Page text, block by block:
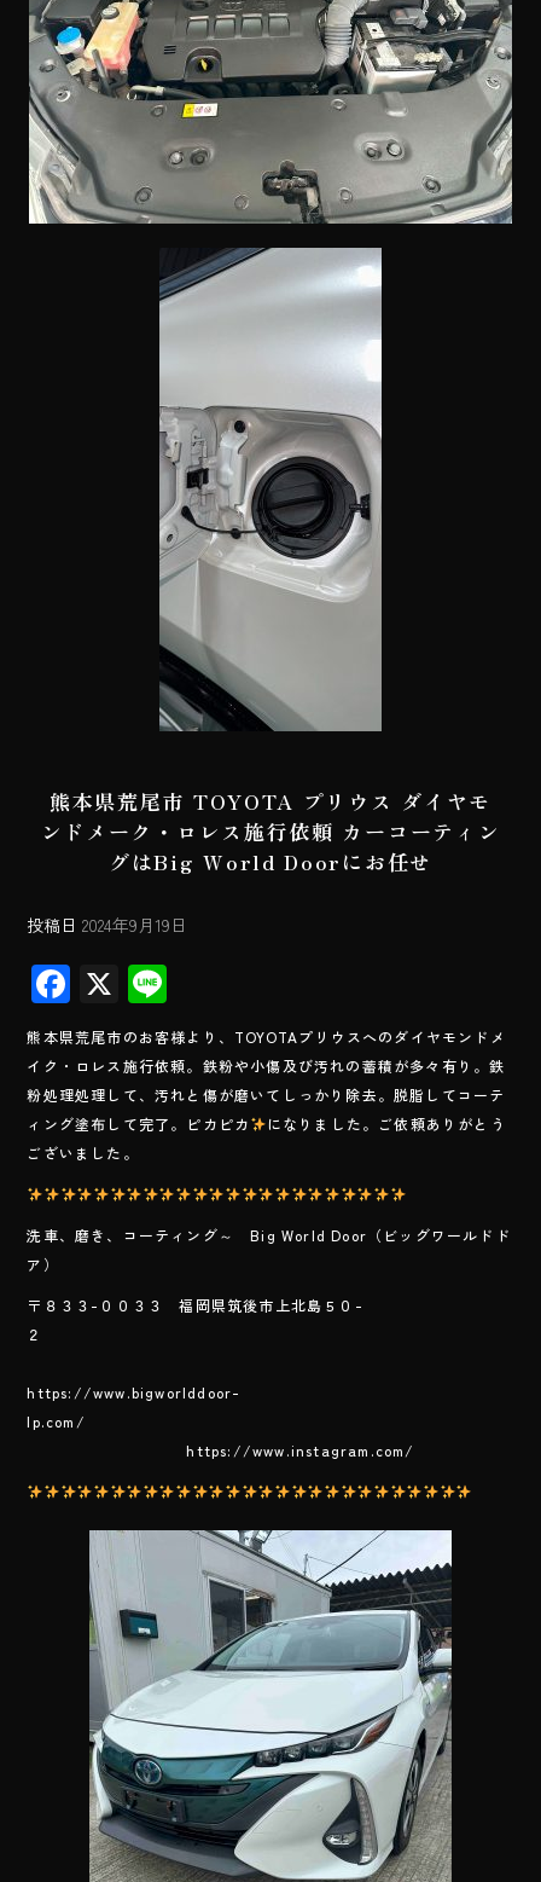
熊本県荒尾市 TOYOTA プリウス ダイヤモ
ンドメーク・ロレス施行依頼 カーコーティン
グはBig World Doorにお任せ
投稿日 2024年9月19日
F
ac
e
b
o
ok
X
ne
熊本県荒尾市のお客様より、TOYOTAプリウスへのダイヤモンドメ
イク・ロレス施行依頼。鉄粉や小傷及び汚れの蓄積が多々有り。鉄
粉処理処理して、汚れと傷が磨いてしっかり除去。脱脂してコーテ
ィング塗布して完了。ピカピカ
になりました。ご依頼ありがとう
ございました。
洗車、磨き、コーティング～ Big World Door（ビッグワールドド
ア）
〒８３３-００３３ 福岡県筑後市上北島５０-
２
https://www.bigworlddoor-
lp.com/
https://www.instagram.com/